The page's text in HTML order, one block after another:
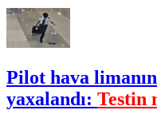
Pilot hava
yaxalandı: Testin